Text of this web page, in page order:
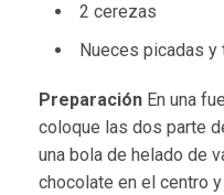
2 cerezas
Nueces picadas y
Preparación En una
coloque las dos parte
una bola de helado de
chocolate en el centro